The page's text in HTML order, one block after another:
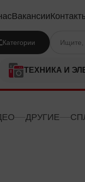
Вакансии
Категории
ТЕХНИКА И
ДРУГИЕ